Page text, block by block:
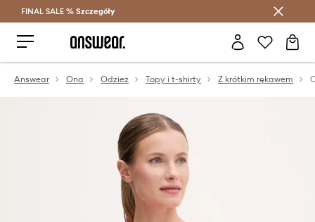
Oszczędzaj z Answear Club >
FINAL SALE % Szczegóły
Answear Ona Odzież Topy i t-shirty Z krótkim rękawem